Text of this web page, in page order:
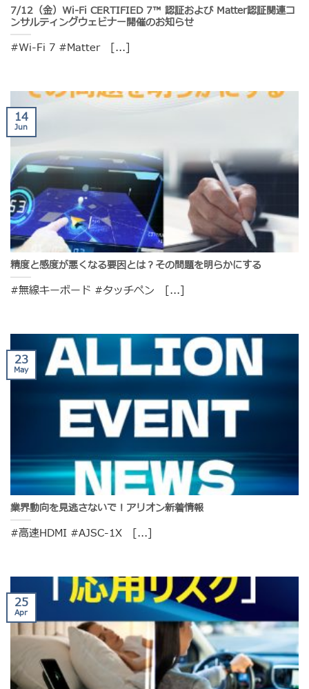
7/12（金）Wi-Fi CERTIFIED 7™ 認証および Matter認証関連コ
ンサルティングウェビナー開催のお知らせ
#Wi-Fi 7 #Matter [...]
精度と感度が悪くなる要因とは？その問題を明らかにする
#無線キーボード #タッチペン [...]
14
Jun
業界動向を見逃さないで！アリオン新着情報
#高速HDMI #AJSC-1X [...]
23
May
25
Apr